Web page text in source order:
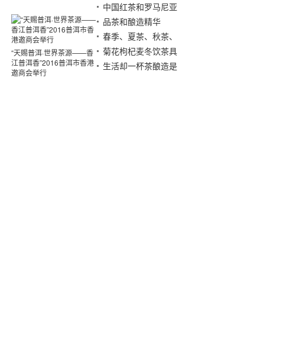
茶汤里「茶人列传」
中国红茶和罗马尼亚
酒11月满足益阳, 湖
南等你的口味
“天赐普洱·世界茶源——香
江普洱香”2016普洱市香港
邀商会举行
品茶和酿造精华
春季、夏茶、秋茶、
冬茶的鉴定
菊花枸杞麦冬饮茶具
有可滋阴养阴功效
生活却一杯茶酿造是